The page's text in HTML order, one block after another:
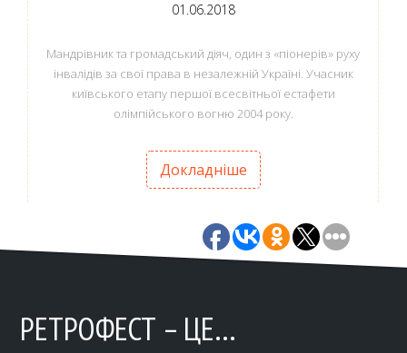
01.06.2018
Мандрівник та громадський діяч, один з «піонерів» руху
інвалідів за свої права в незалежній Україні. Учасник
київського етапу першої всесвітньої естафети
олімпійського вогню 2004 року.
Докладніше
РЕТРОФЕСТ – ЦЕ…